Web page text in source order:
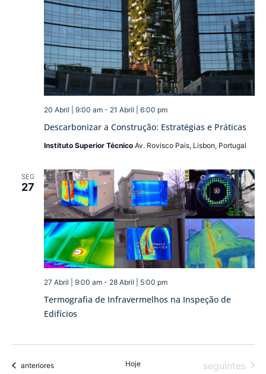
Descarbonizar a Construção: Estratégias e Práticas
20 Abril | 9:00 am- 21 Abril | 6:00 pm
Instituto Superior Técnico Av. Rovisco Pais, Lisbon, Portugal
SEG
27
Termografia de Infravermelhos na Inspeção de
Edifícios
27 Abril | 9:00 am- 28 Abril | 5:00 pm
Eventos
anteriores Hoje Eventos
seguintes